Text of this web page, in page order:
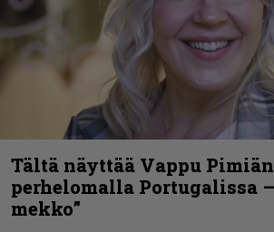
Tältä näyttää Vappu Pimiän
perhelomalla Portugalissa
mekko”